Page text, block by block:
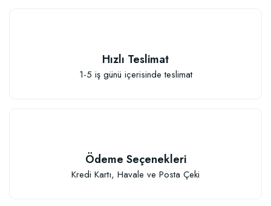
Hızlı Teslimat
1-5 iş günü içerisinde teslimat
Ödeme Seçenekleri
Kredi Kartı, Havale ve Posta Çeki